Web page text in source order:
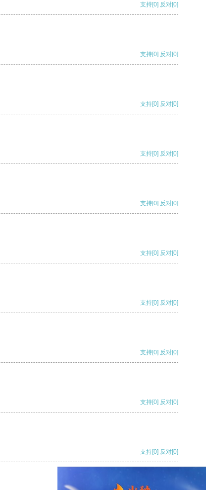
支持[0] 反对[0]
支持[0] 反对[0]
支持[0] 反对[0]
支持[0] 反对[0]
支持[0] 反对[0]
支持[0] 反对[0]
支持[0] 反对[0]
支持[0] 反对[0]
支持[0] 反对[0]
支持[0] 反对[0]